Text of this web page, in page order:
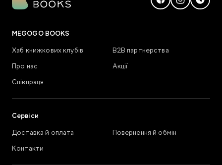
MEGOGO BOOKS
Хаб книжкових клубів
В2В партнерства
Про нас
Акції
Співпраця
Сервіси
Доставка й оплата
Повернення й обмін
Контакти